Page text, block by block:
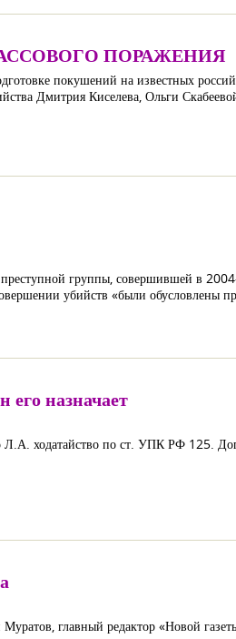
ПОРАЖЕНИЯ
покушений на известных
Дмитрия Киселева, Ольги
группы, совершившей в
убийств «были обусловлены
его назначает
Л.А. ходатайство по ст. УПК РФ 125.
главный редактор «Новой